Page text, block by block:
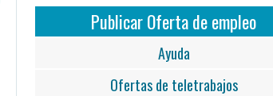
Publicar Oferta de empleo
Ayuda
Ofertas de teletrabajos